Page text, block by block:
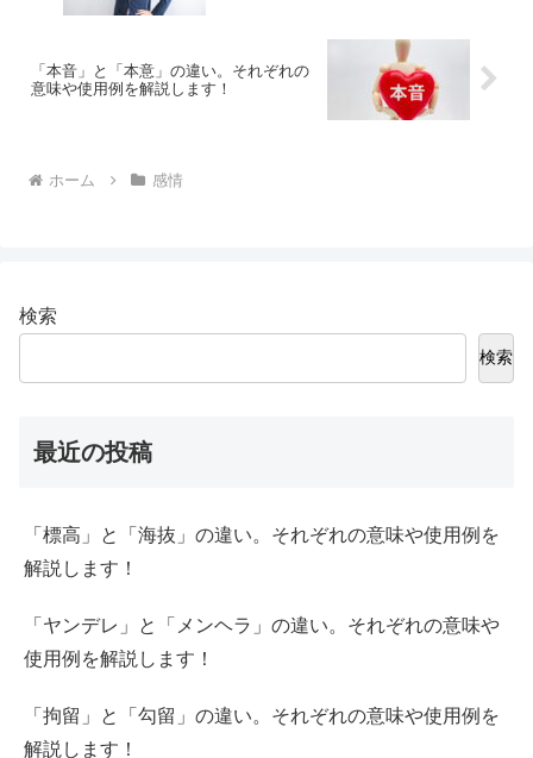
「本音」と「本意」の違い。それぞれの
意味や使用例を解説します！
ホーム 感情
検索
検索
最近の投稿
「標高」と「海抜」の違い。それぞれの意味や使用例を
解説します！
「ヤンデレ」と「メンヘラ」の違い。それぞれの意味や
使用例を解説します！
「拘留」と「勾留」の違い。それぞれの意味や使用例を
解説します！